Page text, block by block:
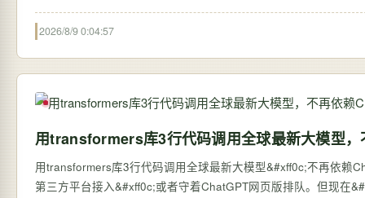
2026/8/9 0:04:57
用transformers库3行代码调用全球最新大模型
用transformers库3行代码调用全球最新大模型&#xff0c;不再依赖ChatGPT网页版 过去&#xff0c;想体验全球最新的大语
第三方平台接入&#xff0c;或者守着ChatGPT网页版排队。但现在